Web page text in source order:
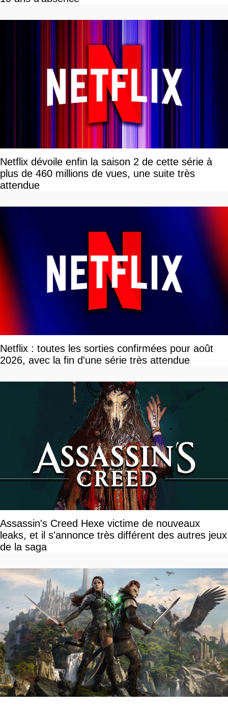
Netflix dévoile enfin la saison 2 de cette série à
plus de 460 millions de vues, une suite très
attendue
Netflix : toutes les sorties confirmées pour août
2026, avec la fin d'une série très attendue
Assassin's Creed Hexe victime de nouveaux
leaks, et il s'annonce très différent des autres jeux
de la saga